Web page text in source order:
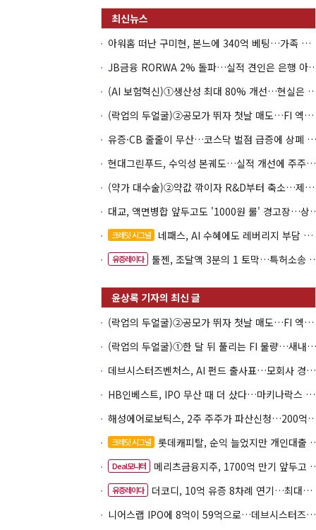
아워홈 떠난 구미현, 본느에 340억 베팅…가족 지배체제 구축
JB금융 RORWA 2% 돌파…실
(AI 보험혁신)①생산성 최대 80%
(락업의 두얼굴)②공모가 뛰자 첫날 매도…FI 엑시트 전략 갈렸다
유증·CB 줄줄이 무산…코스닥 벌점 급증에 상폐 압박
현대그린푸드, 수익성 본궤도…실적 개선에 주주환원까지
(약가 대수술)②약값 깎이자 R&D부터 축소…제약업계 비상경영 돌입
대교, 액면병합 앞두고
크레딧 시그널 네패스, AI 수혜에도 레버리지 부담 여전
유증레이다 툴젠, 조달액 3분의 1 토막…특허소송 비용부터 챙긴다
(락업의 두얼굴)②공모가 뛰자 첫날 매도…FI 엑시트 전략 갈렸다
(락업의 두얼굴)①한 달 뒤 풀리는 FI 물량…새내기주 오버행 경계
데브시스터즈벤처스, AI 펀드 출사표…모회사 경영난 변수
HB인베스트, IPO 무산 때 더 샀다…마키나락스 투자 2.7배 회수
해성에어로보틱스, 2주 주주가 파산
크레딧 시그널 롯데캐피탈, 순익 늘었지만 개인대출 부실 '경계'
Deal모니터 메리츠금융지주, 1700억 만기 앞두고 1500억 조달
유증레이다
더코디, 10억 유증 8차례 연기…최대주주 납입력 '의문'
니어스랩 IPO에 8억이 59억으로…데브시스터즈벤처스 엑시트 '윤곽'